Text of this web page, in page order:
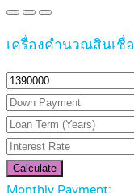
เครื่องคำนวณสินเชื่อ
Calculate
Monthly Payment: